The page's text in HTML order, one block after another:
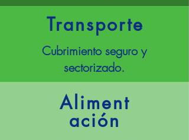
Transporte
Cubrimiento seguro y
sectorizado.
Aliment
ación